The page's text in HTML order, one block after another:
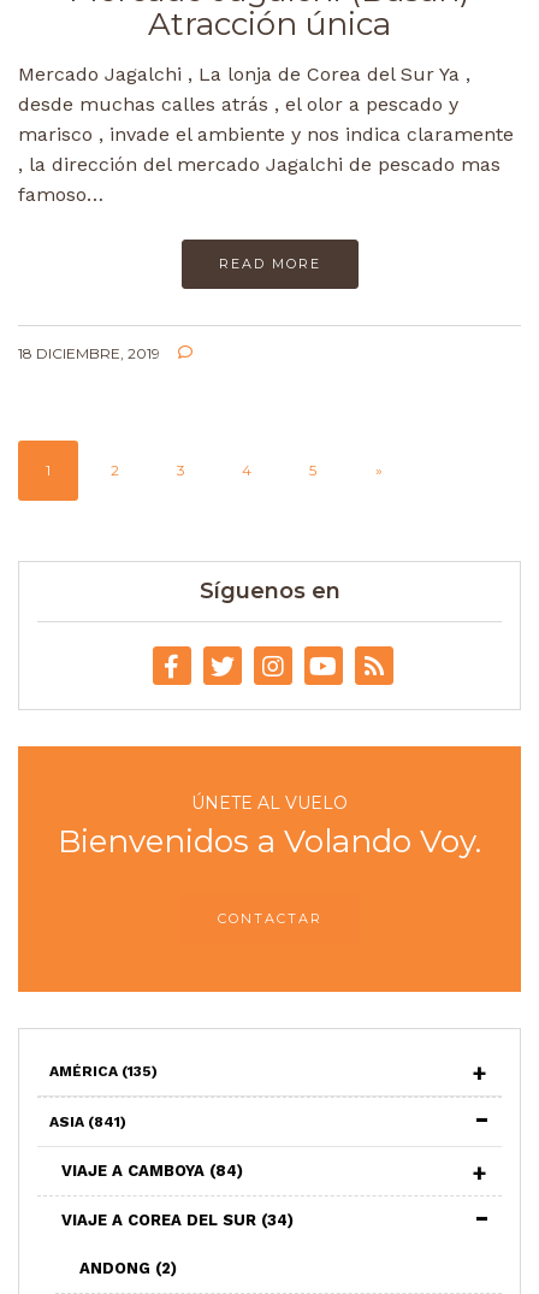
Atracción única
Mercado Jagalchi , La lonja de Corea del Sur Ya ,
desde muchas calles atrás , el olor a pescado y
marisco , invade el ambiente y nos indica claramente
, la dirección del mercado Jagalchi de pescado mas
famoso…
READ MORE
18 DICIEMBRE, 2019
1 2 3 4 5 »
Síguenos en
ÚNETE AL VUELO
Bienvenidos a Volando Voy.
CONTACTAR
AMÉRICA (135)
ASIA (841)
VIAJE A CAMBOYA (84)
VIAJE A COREA DEL SUR (34)
ANDONG (2)